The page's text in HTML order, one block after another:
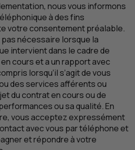
nous vous informons
à des fins
votre consentement préalable.
nécessaire lorsque la
intervient dans le cadre de
cours et a un rapport avec
lorsqu’il s’agit de vous
des services afférents ou
du contrat en cours ou de
ou sa qualité. En
vous acceptez expressément
avec vous par téléphone et
et répondre à votre